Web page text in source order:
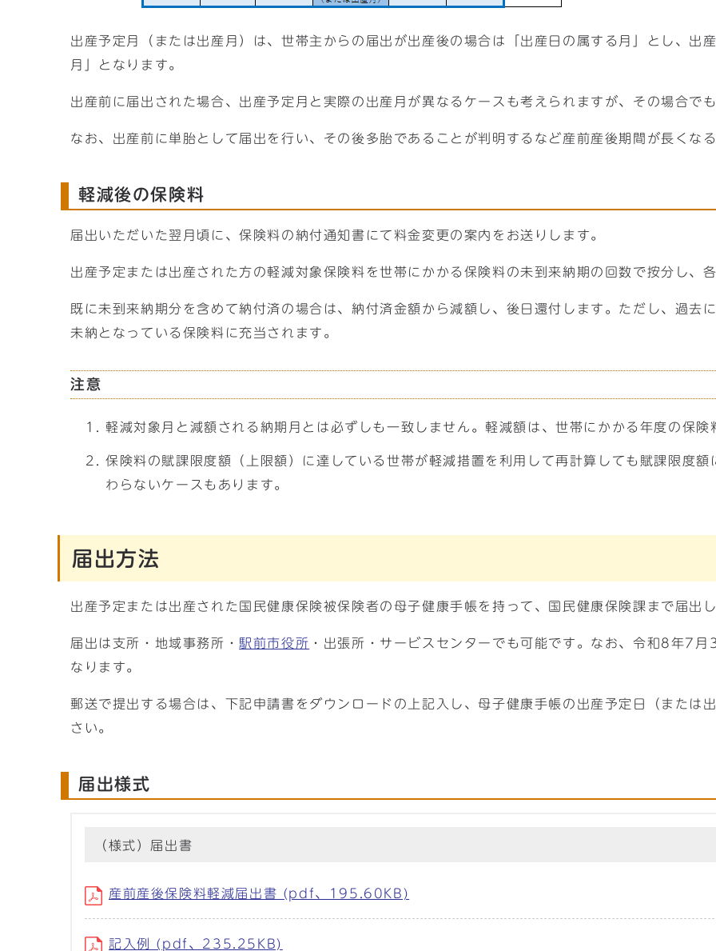
出産予定月（または出産月）は、世帯主からの届出が出産後の場合は「出産日の属する月」とし、出
月」となります。
出産前に届出された場合、出産予定月と実際の出産月が異なるケースも考えられますが、その場合で
なお、出産前に単胎として届出を行い、その後多胎であることが判明するなど産前産後期間が長くな
軽減後の保険料
届出いただいた翌月頃に、保険料の納付通知書にて料金変更の案内をお送りします。
出産予定または出産された方の軽減対象保険料を世帯にかかる保険料の未到来納期の回数で按分し、
既に未到来納期分を含めて納付済の場合は、納付済金額から減額し、後日還付します。ただし、過去
未納となっている保険料に充当されます。
注意
軽減対象月と減額される納期月とは必ずしも一致しません。軽減額は、世帯にかかる年度の保
保険料の賦課限度額（上限額）に達している世帯が軽減措置を利用して再計算しても賦課限度
わらないケースもあります。
届出方法
出産予定または出産された国民健康保険被保険者の母子健康手帳を持って、国民健康保険課まで届出
届出は支所・地域事務所・ 駅前市役所 ・出張所・サービスセンターでも可能です。なお、令和8年7
なります。
郵送で提出する場合は、下記申請書をダウンロードの上記入し、母子健康手帳の出産予定日（または
さい。
届出様式
（様式）届出書
産前産後保険料軽減届出書 (pdf、195.60KB)
記入例 (pdf、235.25KB)